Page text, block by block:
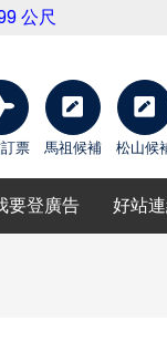
公尺
票 馬祖候補 松山候
要登廣告 好站